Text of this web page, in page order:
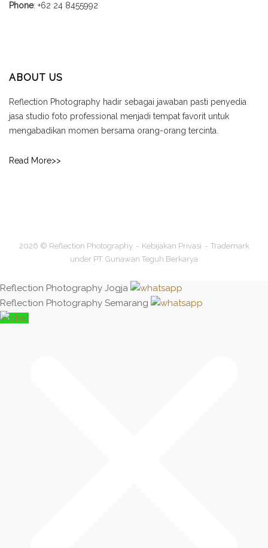
Phone: +62 24 8455992
ABOUT US
Reflection Photography hadir sebagai jawaban pasti penyedia
jasa studio foto professional menjadi tempat favorit untuk
mengabadikan momen bersama orang-orang tercinta.
Read More>>
2026 © Reflection Photography Kebijakan Privasi
Trademark
under PT. Gunawan Teguh Berkarya
Reflection Photography Jogja
Reflection Photography Semarang